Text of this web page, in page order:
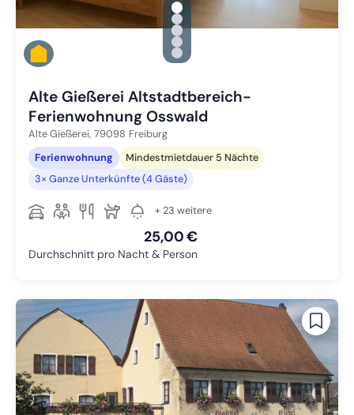
gallery.slide_selector
Zu Slide 1 wechseln
Zu Slide 2 wechseln
Zu Slide 3 wechseln
Zu Slide 4 wechseln
Zu Slide 5 wechseln
Alte Gießerei Altstadtbereich-
Ferienwohnung Osswald
Alte Gießerei, 79098 Freiburg
Ferienwohnung
Mindestmietdauer 5 Nächte
3× Ganze Unterkünfte (4 Gäste)
+ 23 weitere
25,00 €
Durchschnitt pro Nacht & Person